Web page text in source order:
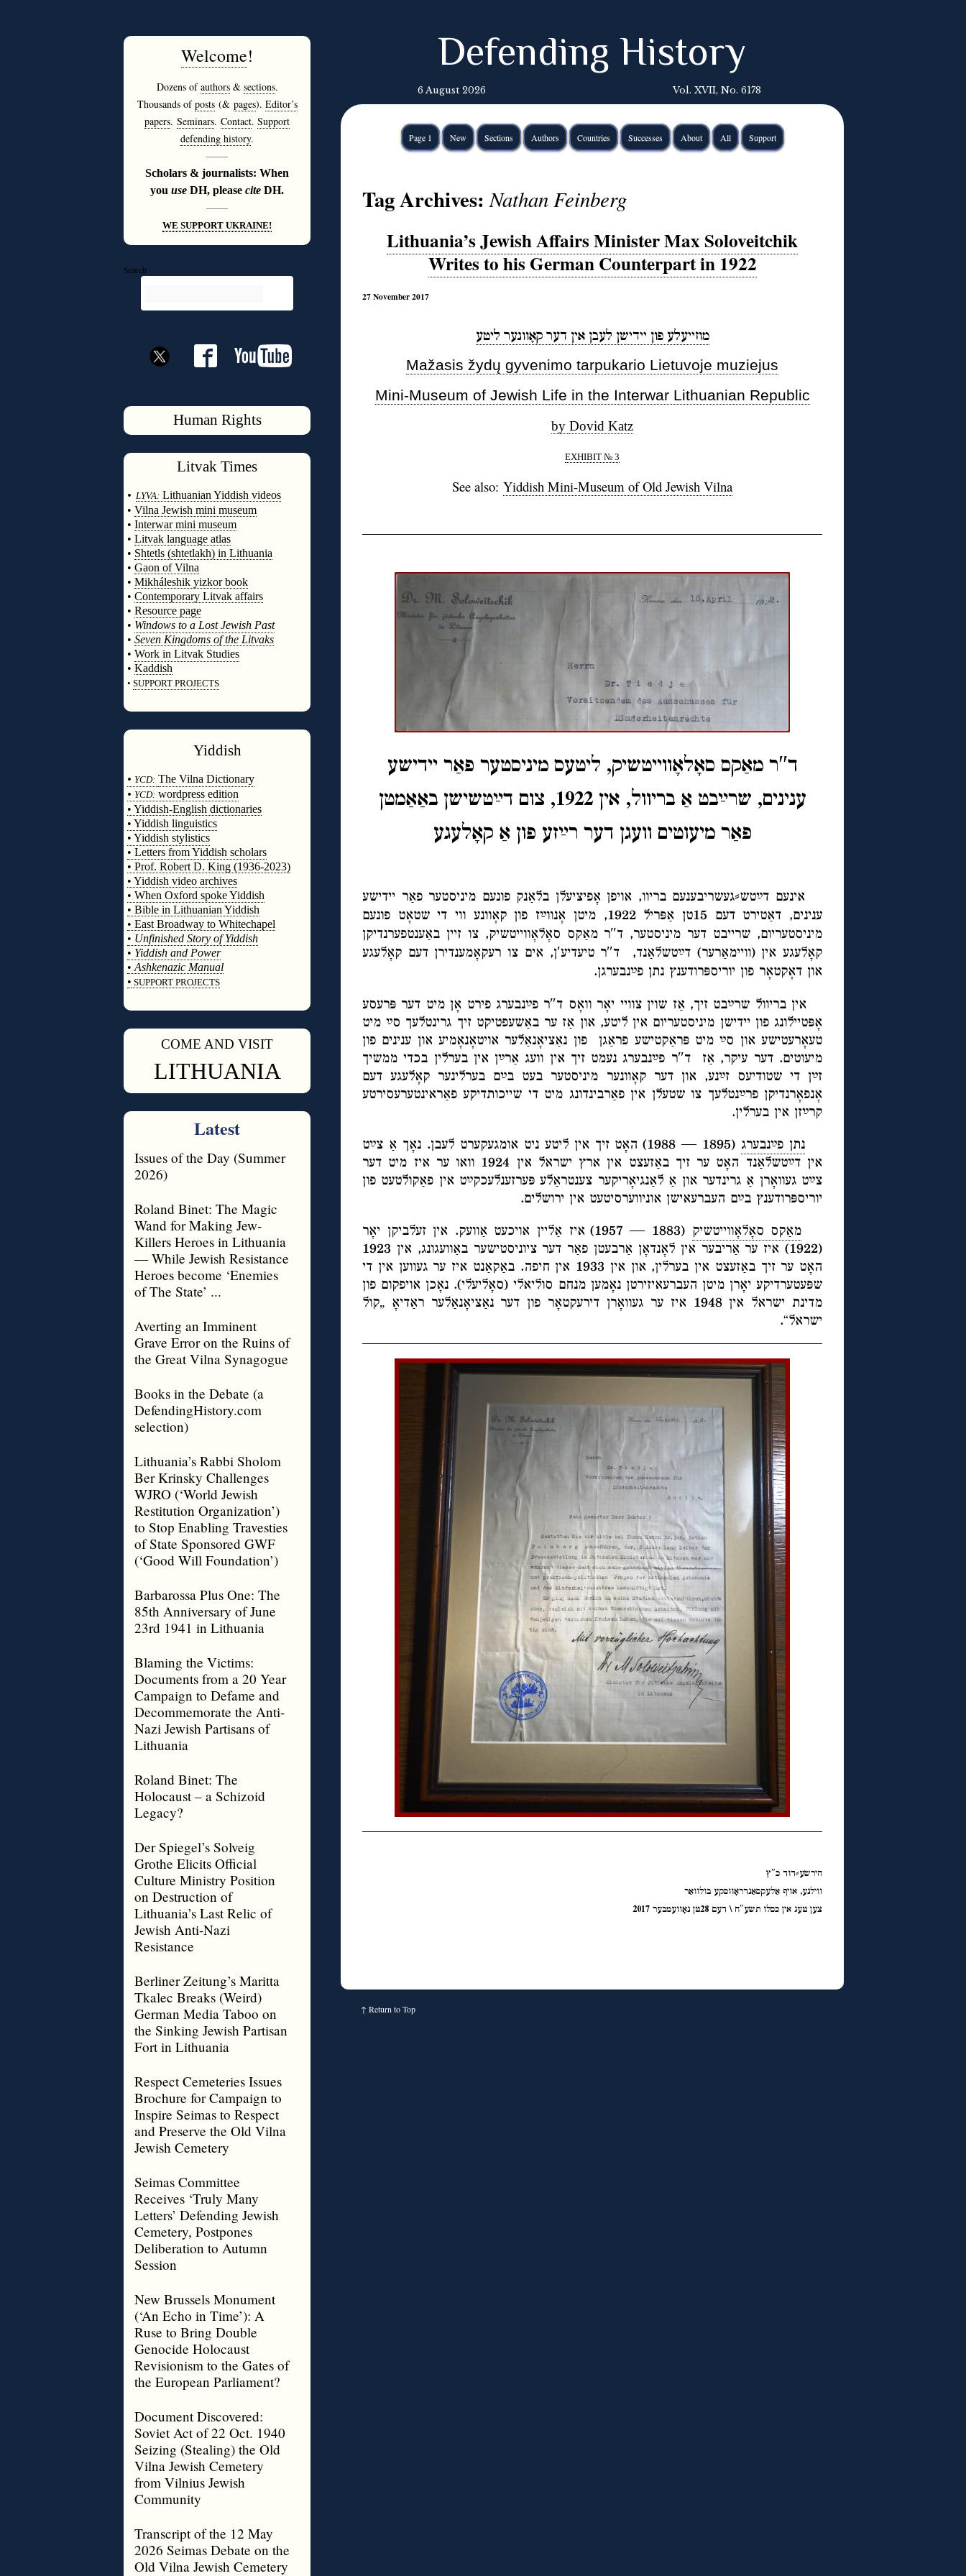
Welcome!
Dozens ofauthors& sections.
Thousands ofposts(& pages). Editor’s
papers. Seminars. Contact. Support
defending history.
———
Scholars & journalists: When
you use DH, please cite DH.
———
WE SUPPORT UKRAINE!
Search
Human Rights
Litvak Times
• LYVA: Lithuanian Yiddish videos
• Vilna Jewish mini museum
• Interwar mini museum
• Litvak language atlas
• Shtetls (shtetlakh) in Lithuania
• Gaon of Vilna
• Mikháleshik yizkor book
• Contemporary Litvak affairs
• Resource page
• Windows to a Lost Jewish Past
• Seven Kingdoms of the Litvaks
• Work in Litvak Studies
• Kaddish
• SUPPORT PROJECTS
Yiddish
• YCD: The Vilna Dictionary
• YCD: wordpress edition
• Yiddish-English dictionaries
• Yiddish linguistics
• Yiddish stylistics
• Letters from Yiddish scholars
• Prof. Robert D. King (1936-2023)
• Yiddish video archives
• When Oxford spoke Yiddish
• Bible in Lithuanian Yiddish
• East Broadway to Whitechapel
• Unfinished Story of Yiddish
• Yiddish and Power
• Ashkenazic Manual
• SUPPORT PROJECTS
COME AND VISIT
LITHUANIA
Latest
Issues of the Day (Summer
2026)
Roland Binet: The Magic
Wand for Making Jew-
Killers Heroes in Lithuania
— While Jewish Resistance
Heroes become ‘Enemies
of The State’ ...
Averting an Imminent
Grave Error on the Ruins of
the Great Vilna Synagogue
Books in the Debate (a
DefendingHistory.com
selection)
Lithuania’s Rabbi Sholom
Ber Krinsky Challenges
WJRO (‘World Jewish
Restitution Organization’)
to Stop Enabling Travesties
of State Sponsored GWF
(‘Good Will Foundation’)
Barbarossa Plus One: The
85th Anniversary of June
23rd 1941 in Lithuania
Blaming the Victims:
Documents from a 20 Year
Campaign to Defame and
Decommemorate the Anti-
Nazi Jewish Partisans of
Lithuania
Roland Binet: The
Holocaust – a Schizoid
Legacy?
Der Spiegel’s Solveig
Grothe Elicits Official
Culture Ministry Position
on Destruction of
Lithuania’s Last Relic of
Jewish Anti-Nazi
Resistance
Berliner Zeitung’s Maritta
Tkalec Breaks (Weird)
German Media Taboo on
the Sinking Jewish Partisan
Fort in Lithuania
Respect Cemeteries Issues
Brochure for Campaign to
Inspire Seimas to Respect
and Preserve the Old Vilna
Jewish Cemetery
Seimas Committee
Receives ‘Truly Many
Letters’ Defending Jewish
Cemetery, Postpones
Deliberation to Autumn
Session
New Brussels Monument
(‘An Echo in Time’): A
Ruse to Bring Double
Genocide Holocaust
Revisionism to the Gates of
the European Parliament?
Document Discovered:
Soviet Act of 22 Oct. 1940
Seizing (Stealing) the Old
Vilna Jewish Cemetery
from Vilnius Jewish
Community
Transcript of the 12 May
2026 Seimas Debate on the
Old Vilna Jewish Cemetery
Defending History
6 August 2026 Vol. XVII, No. 6178
Page 1 New Sections Authors Countries Successes About All Support
Tag Archives:Nathan Feinberg
Lithuania’s Jewish Affairs Minister Max Soloveitchik
Writes to his German Counterpart in 1922
27 November 2017
מוזייעלע פון יידישן לעבן אין דער קאָוונער ליטע
Mažasis žydų gyvenimo tarpukario Lietuvoje muziejus
Mini-Museum of Jewish Life in the Interwar Lithuanian Republic
by Dovid Katz
EXHIBIT № 3
See also: Yiddish Mini-Museum of Old Jewish Vilna
ד″ר מאַקס סאָלאָווייטשיק, ליטעס מיניסטער פאַר יידישע
ענינים, שרײַ
בט אַ בריוול, אין 1922, צום דײַטשישן באַאַמטן
פאַר מיעוטים וועגן דער רײַזע פון אַ קאָלעגע
אינעם דײַטש⸗געשריבענעם בריוו, אויפן אָפיציעלן בלאַנק פונעם מיניסטער פאַר יידישע
ענינים, דאַטירט דעם 15טן אַפּריל 1922, מיטן אָנווײַז פון קאָוונע ווי די שטאָט פונעם
מיניסטעריום, שרייבט דער מיניסטער, ד″ר מאַקס סאָלאָווייטשיק, צו זיין באַענטפערנדיקן
קאָלעגע אין (וויימאַרער) דײַטשלאַנד, ד″ר טיעדיע′ן, אים צו רעקאָמענדירן דעם קאָלעגע
און דאָקטאָר פון יוריספּרודענץ נתן פײַנבערגן.
אין בריוול שרײַבט זיך, אַז שוין צוויי יאָר וואָס ד″ר פײַנבערג פירט אָן מיט דער פּרעסע
אָפּטיילונג פון יידישן מיניסטעריום אין ליטע, און אַז ער באַשעפטיקט זיך גרינטלעך סײַ מיט
טעאָרעטישע און סײַ מיט פּראַקטישע פראַגן פון נאַציאָנאַלער אויטאָנאָמיע און ענינים פון
מיעוטים. דער עיקר, אַז ד″ר פײַנבערג נעמט זיך אין וועג אַרײַן אין בערלין בכדי ממשיך
זײַן די שטודיעס זײַנע, און דער קאָוונער מיניסטער בעט בײַם בערלינער קאָלעגע דעם
אָנפאָרנדיקן פרײַנטלעך צו שטעלן אין פאַרבינדונג מיט די שייכותדיקע פאַראינטערעסירטע
קרײַזן אין בערלין.
נתן פײַנבערג
(1895 — 1988) האָט זיך אין ליטע ניט אומגעקערט לעבן. נאָך אַ צײַט
אין דײַטשלאַנד האָט ער זיך באַזעצט אין ארץ ישראל אין 1924 וואו ער איז מיט דער
צײַט געוואָרן אַ גרינדער און אַ לאַנגיאָריקער צענטראַלע פּערזענלעכקײַט אין פאַקולטעט פון
יוריספּרודענץ בײַם העברעאישן אוניווערסיטעט אין ירושלים.
מאַקס סאָלאָווייטשיק
(1883 — 1957) איז אַליין אויכעט אַוועק. אין זעלביקן יאָר
(1922) איז ער אַריבער אין לאָנדאָן אַרבעטן פאַר דער ציוניסטישער באַוועגונג, אין 1923
האָט ער זיך באַזעצט אין בערלין, און אין 1933 אין חיפה. באַקאַנט איז ער געווען אין די
שפּעטערדיקע יאָרן מיטן העברעאיזירטן נאָמען מנחם סוליאלי (סאָליעלי). נאָכן אויפקום פון
מדינת ישראל אין 1948 איז ער געוואָרן דירעקטאָר פון דער נאַציאָנאַלער ראַדיאָ „קול
ישראל“.
הירשע⸗דוד כ″ץ
ווילנע, אויף אַלעקסאַנדראָווסקע בולוואַר
צען טעג אין כסלו תשע″ח \ דעם 28טן נאָוועמבער 2017
↑ Return to Top